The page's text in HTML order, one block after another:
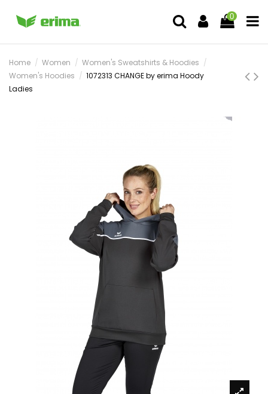
0
Home Women
Women's Sweatshirts & Hoodies
Women's Hoodies
1072313 CHANGE by erima Hoody
Ladies